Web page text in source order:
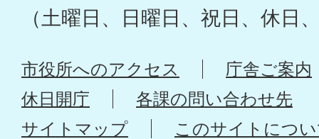
（土曜日、日曜日、祝日、休日
市役所へのアクセス
庁舎ご案内
休日開庁
各課の問い合わせ先
サイトマップ
このサイトにつ